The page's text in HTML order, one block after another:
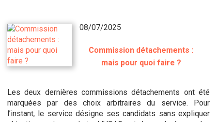
08/07/2025
Commission détachements :
mais pour quoi faire ?
Les deux dernières commissions détachements ont été
marquées par des choix arbitraires du service. Pour
l’instant, le service désigne ses candidats sans expliquer